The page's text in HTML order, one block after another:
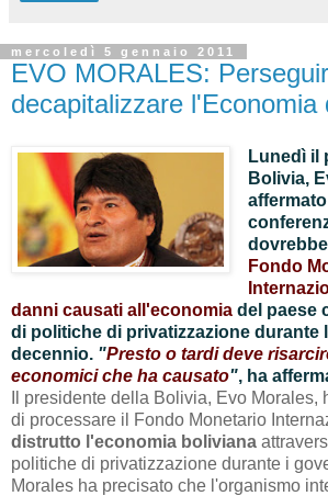
mercoledì 5 gennaio 2011
EVO MORALES:
decapitalizzare l'Economia
Lunedì il
Bolivia,
dovrebbe
Fondo
danni causati all'economia del paese
di politiche di privatizzazione durante
decennio. "Presto o tardi deve
economici che ha causato", ha
Il presidente della Bolivia, Evo Morales,
di processare il Fondo Monetario
distrutto l'economia boliviana
politiche di privatizzazione durante i
Morales ha precisato che l'organismo